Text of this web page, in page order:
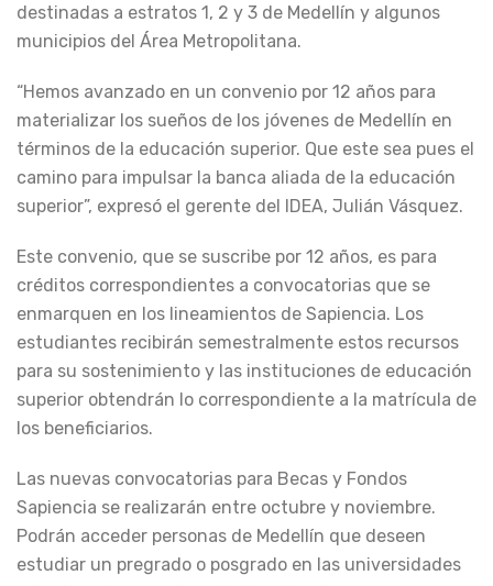
destinadas a estratos 1, 2 y 3 de Medellín y algunos
municipios del Área Metropolitana.
“Hemos avanzado en un convenio por 12 años para
materializar los sueños de los jóvenes de Medellín en
términos de la educación superior. Que este sea pues el
camino para impulsar la banca aliada de la educación
superior”, expresó el gerente del IDEA, Julián Vásquez.
Este convenio, que se suscribe por 12 años, es para
créditos correspondientes a convocatorias que se
enmarquen en los lineamientos de Sapiencia. Los
estudiantes recibirán semestralmente estos recursos
para su sostenimiento y las instituciones de educación
superior obtendrán lo correspondiente a la matrícula de
los beneficiarios.
Las nuevas convocatorias para Becas y Fondos
Sapiencia se realizarán entre octubre y noviembre.
Podrán acceder personas de Medellín que deseen
estudiar un pregrado o posgrado en las universidades